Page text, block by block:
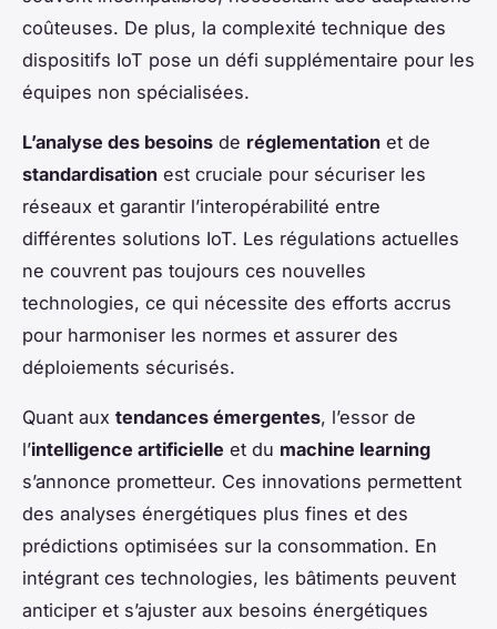
coûteuses. De plus, la complexité technique des
dispositifs IoT pose un défi supplémentaire pour les
équipes non spécialisées.
L’analyse des besoins de réglementation et de
standardisation est cruciale pour sécuriser les
réseaux et garantir l’interopérabilité entre
différentes solutions IoT. Les régulations actuelles
ne couvrent pas toujours ces nouvelles
technologies, ce qui nécessite des efforts accrus
pour harmoniser les normes et assurer des
déploiements sécurisés.
Quant aux tendances émergentes, l’essor de
l’intelligence artificielle et du machine learning
s’annonce prometteur. Ces innovations permettent
des analyses énergétiques plus fines et des
prédictions optimisées sur la consommation. En
intégrant ces technologies, les bâtiments peuvent
anticiper et s’ajuster aux besoins énergétiques